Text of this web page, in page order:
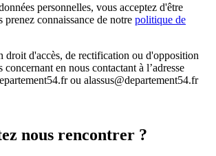
personnelles, vous acceptez d'être
prenez connaissance de notre politique de
droit d'accès, de rectification ou d'opposition
concernant en nous contactant à l’adresse
ou alassus@departement54.fr
nous rencontrer ?